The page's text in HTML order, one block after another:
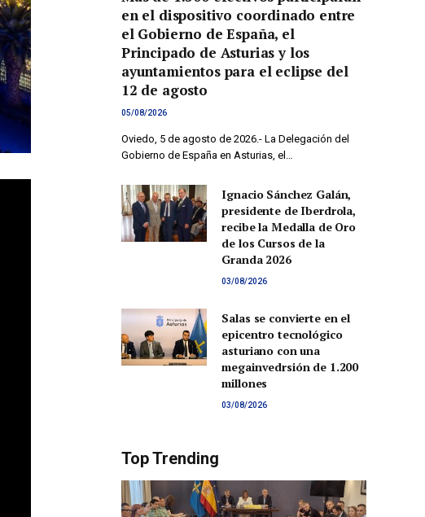
en el dispositivo coordinado entre
el Gobierno de España, el
Principado de Asturias y los
ayuntamientos para el eclipse del
12 de agosto
05/08/2026
Oviedo, 5 de agosto de 2026.- La Delegación del
Gobierno de España en Asturias, el…
Ignacio Sánchez Galán,
presidente de Iberdrola,
recibe la Medalla de Oro
de los Cursos de la
Granda 2026
03/08/2026
Salas se convierte en el
epicentro tecnológico
asturiano con una
megainvedrsión de 1.200
millones
03/08/2026
Top Trending